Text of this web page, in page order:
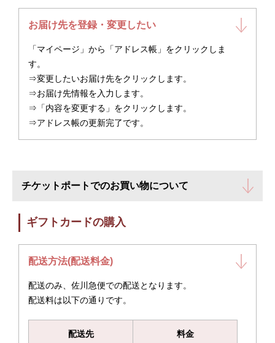
お届け先を登録・変更したい
「マイページ」から「アドレス帳」をクリックしま
す。
⇒変更したいお届け先をクリックします。
⇒お届け先情報を入力します。
⇒「内容を変更する」をクリックします。
⇒アドレス帳の更新完了です。
チケットポートでのお買い物について
ギフトカードの購入
配送方法(配送料金)
配送のみ、佐川急便での配送となります。
配送料は以下の通りです。
配送先 料金